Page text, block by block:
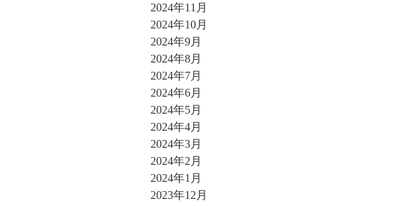
2024年11月
2024年10月
2024年9月
2024年8月
2024年7月
2024年6月
2024年5月
2024年4月
2024年3月
2024年2月
2024年1月
2023年12月